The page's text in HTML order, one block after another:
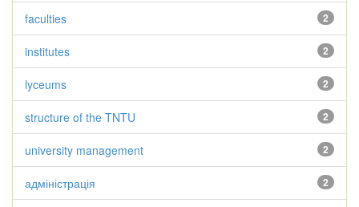
2
faculties
2
institutes
2
lyceums
2
structure of the TNTU
2
university management
2
адміністрація